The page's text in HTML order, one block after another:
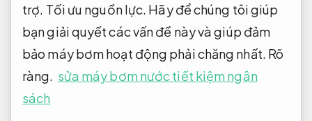
trợ. Tối ưu nguồn lực. Hãy để chúng tôi giúp
bạn giải quyết các vấn đề này và giúp đảm
bảo máy bơm hoạt động phải chăng nhất. Rõ
ràng. sửa máy bơm nước tiết kiệm ngân
sách